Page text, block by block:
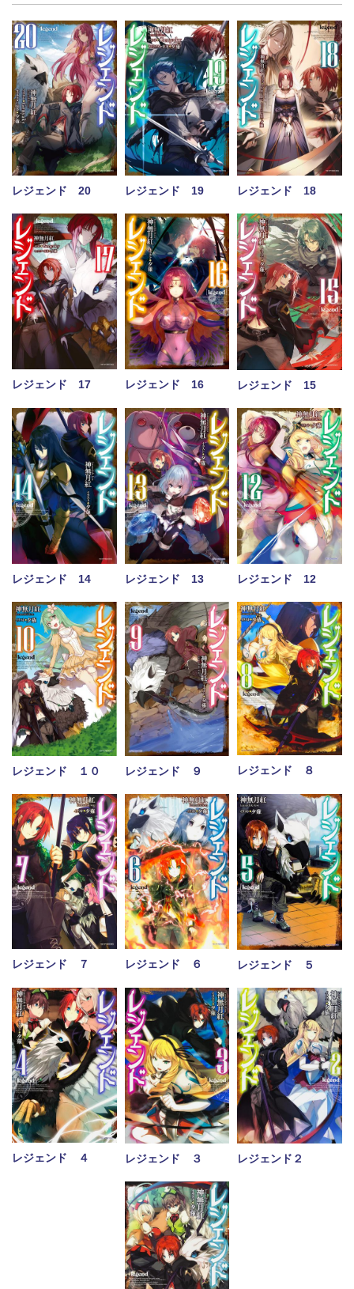
レジェンド 20 レジェンド 19 レジェンド 18
レジェンド 17 レジェンド 16 レジェンド 15
レジェンド 14 レジェンド 13 レジェンド 12
レジェンド １０ レジェンド ９ レジェンド ８
レジェンド ７ レジェンド ６ レジェンド ５
レジェンド ４ レジェンド ３ レジェンド２